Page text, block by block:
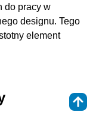
do pracy w
designu. Tego
element